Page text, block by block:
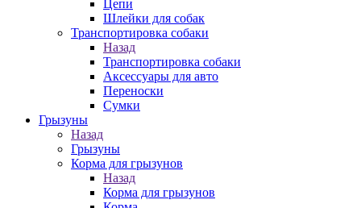
Цепи
Шлейки для собак
Транспортировка собаки
Назад
Транспортировка собаки
Аксессуары для авто
Переноски
Сумки
Грызуны
Назад
Грызуны
Корма для грызунов
Назад
Корма для грызунов